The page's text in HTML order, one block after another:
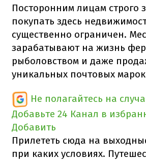
Посторонним лицам строго
покупать здесь
существенно ограничен.
зарабатывают на жизнь
рыболовством и даже
уникальных почтовых
Не полагайтесь на
Добавьте 24 Канал в
Добавить
Прилететь сюда на
при каких условиях.